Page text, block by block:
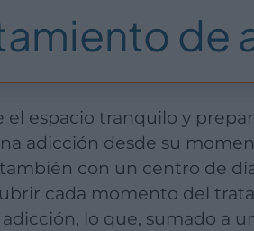
de
adicción desde su
con un centro de
cada momento del
lo que, sumado a